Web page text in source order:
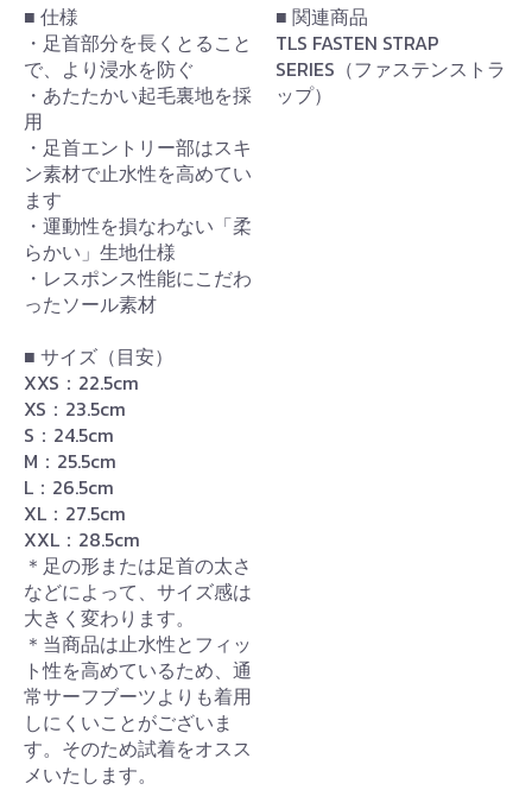
■ 仕様
・足首部分を長くとること
で、より浸水を防ぐ
・あたたかい起毛裏地を採
用
・足首エントリー部はスキ
ン素材で止水性を高めてい
ます
・運動性を損なわない「柔
らかい」生地仕様
・レスポンス性能にこだわ
ったソール素材
■ サイズ（目安）
XXS：22.5cm
XS：23.5cm
S：24.5cm
M：25.5cm
L：26.5cm
XL：27.5cm
XXL：28.5cm
＊足の形または足首の太さ
などによって、サイズ感は
大きく変わります。
＊当商品は止水性とフィッ
ト性を高めているため、通
常サーフブーツよりも着用
しにくいことがございま
す。そのため試着をオスス
メいたします。
■ 関連商品
TLS FASTEN STRAP
SERIES（ファステンストラ
ップ）